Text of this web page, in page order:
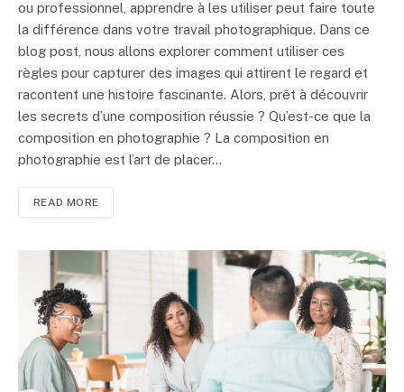
ou professionnel, apprendre à les utiliser peut faire toute
la différence dans votre travail photographique. Dans ce
blog post, nous allons explorer comment utiliser ces
règles pour capturer des images qui attirent le regard et
racontent une histoire fascinante. Alors, prêt à découvrir
les secrets d’une composition réussie ? Qu’est-ce que la
composition en photographie ? La composition en
photographie est l’art de placer…
READ MORE